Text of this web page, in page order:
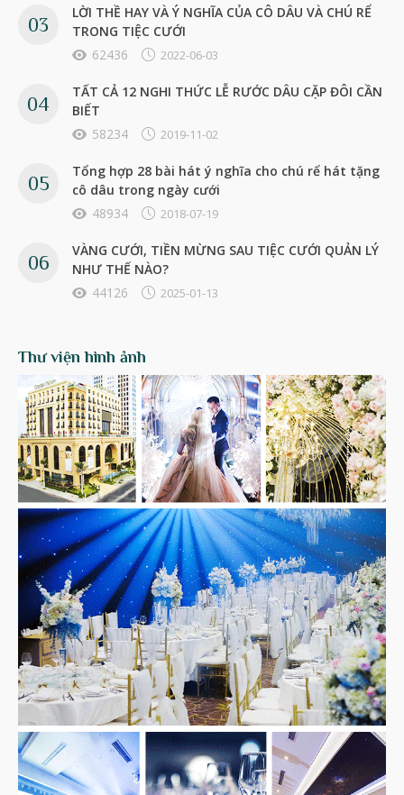
LỜI THỀ HAY VÀ Ý NGHĨA CỦA CÔ DÂU VÀ CHÚ RỂ
TRONG TIỆC CƯỚI
62436
2022-06-03
TẤT CẢ 12 NGHI THỨC LỄ RƯỚC DÂU CẶP ĐÔI CẦN
BIẾT
58234
2019-11-02
Tổng hợp 28 bài hát ý nghĩa cho chú rể hát tặng
cô dâu trong ngày cưới
48934
2018-07-19
VÀNG CƯỚI, TIỀN MỪNG SAU TIỆC CƯỚI QUẢN LÝ
NHƯ THẾ NÀO?
44126
2025-01-13
Thư viện hình ảnh